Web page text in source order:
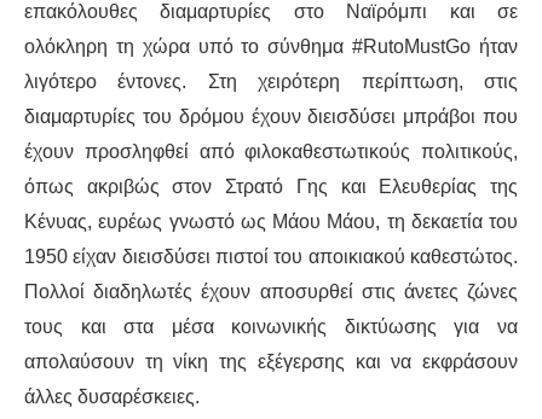
επακόλουθες διαμαρτυρίες στο Ναϊρόμπι και σε
ολόκληρη τη χώρα υπό το σύνθημα #RutoMustGo ήταν
λιγότερο έντονες. Στη χειρότερη περίπτωση, στις
διαμαρτυρίες του δρόμου έχουν διεισδύσει μπράβοι που
έχουν προσληφθεί από φιλοκαθεστωτικούς πολιτικούς,
όπως ακριβώς στον Στρατό Γης και Ελευθερίας της
Κένυας, ευρέως γνωστό ως Μάου Μάου, τη δεκαετία του
1950 είχαν διεισδύσει πιστοί του αποικιακού καθεστώτος.
Πολλοί διαδηλωτές έχουν αποσυρθεί στις άνετες ζώνες
τους και στα μέσα κοινωνικής δικτύωσης για να
απολαύσουν τη νίκη της εξέγερσης και να εκφράσουν
άλλες δυσαρέσκειες.